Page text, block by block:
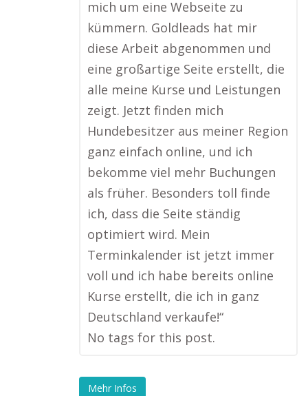
mich um eine Webseite zu
kümmern. Goldleads hat mir
diese Arbeit abgenommen und
eine großartige Seite erstellt, die
alle meine Kurse und Leistungen
zeigt. Jetzt finden mich
Hundebesitzer aus meiner Region
ganz einfach online, und ich
bekomme viel mehr Buchungen
als früher. Besonders toll finde
ich, dass die Seite ständig
optimiert wird. Mein
Terminkalender ist jetzt immer
voll und ich habe bereits online
Kurse erstellt, die ich in ganz
Deutschland verkaufe!“
No tags for this post.
Mehr Infos